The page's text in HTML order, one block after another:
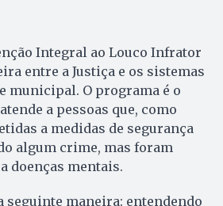
Integral ao Louco Infrator
entre a Justiça e os sistemas
municipal. O programa é o
a pessoas que, como
a medidas de segurança
algum crime, mas foram
doenças mentais.
seguinte maneira: entendendo